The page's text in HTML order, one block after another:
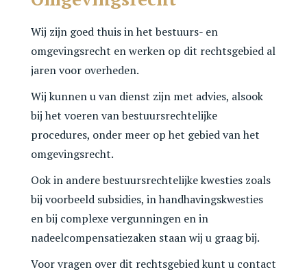
Wij zijn goed thuis in het bestuurs- en
omgevingsrecht en werken op dit rechtsgebied al
jaren voor overheden.
Wij kunnen u van dienst zijn met advies, alsook
bij het voeren van bestuursrechtelijke
procedures, onder meer op het gebied van het
omgevingsrecht.
Ook in andere bestuursrechtelijke kwesties zoals
bij voorbeeld subsidies, in handhavingskwesties
en bij complexe vergunningen en in
nadeelcompensatiezaken staan wij u graag bij.
Voor vragen over dit rechtsgebied kunt u contact